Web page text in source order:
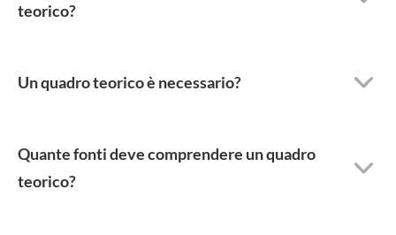
teorico?
Un quadro teorico è necessario?
Quante fonti deve comprendere un quadro
teorico?